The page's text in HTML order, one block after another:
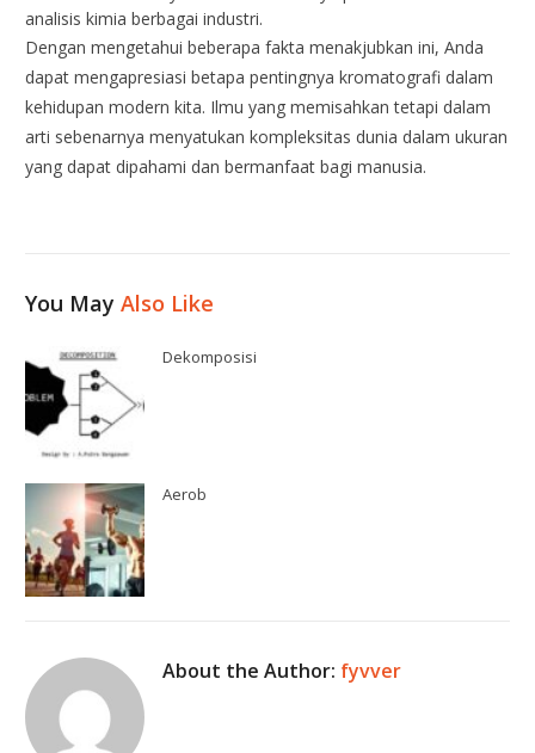
analisis kimia berbagai industri.
Dengan mengetahui beberapa fakta menakjubkan ini, Anda
dapat mengapresiasi betapa pentingnya kromatografi dalam
kehidupan modern kita. Ilmu yang memisahkan tetapi dalam
arti sebenarnya menyatukan kompleksitas dunia dalam ukuran
yang dapat dipahami dan bermanfaat bagi manusia.
You MayAlso Like
Dekomposisi
Aerob
About the Author: fyvver